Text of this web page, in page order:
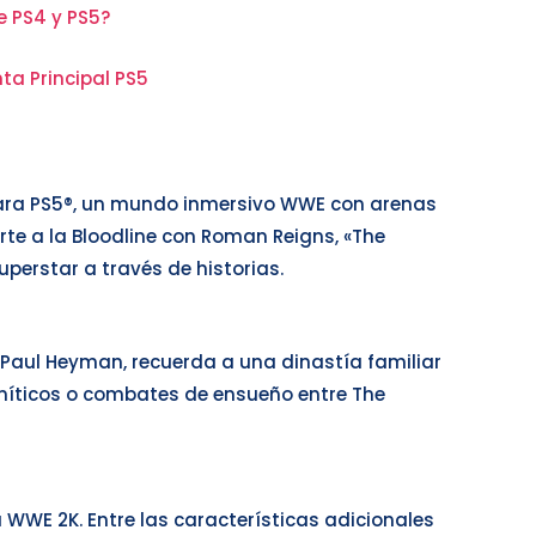
y PS5?
Principal PS5
PS5®, un mundo inmersivo WWE con arenas
a la Bloodline con Roman Reigns, «The
a través de historias.
Heyman, recuerda a una dinastía familiar
o combates de ensueño entre The
2K. Entre las características adicionales